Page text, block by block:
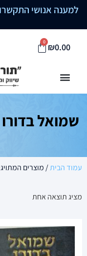
למענה אנושי התקשרו בשעות
₪0.00
0
שמואל
עמוד הבית/ מוצרים
מציג תוצאה אחת